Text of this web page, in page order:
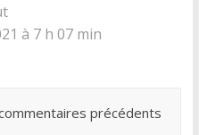
à 7 h 07 min
précédents